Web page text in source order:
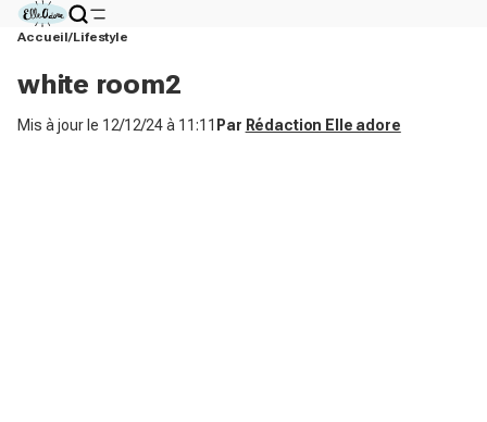
Accueil Lifestyle
white room2
Mis à jour le 12/12/24 à 11:11 Par Rédaction Elle adore